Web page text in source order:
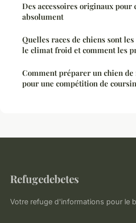
Des accessoires originaux pour
absolument
Quelles races de chiens sont
le climat froid et comment les
Comment préparer un chien de
pour une compétition de
Refugedebetes
Votre refuge d'informations pour le